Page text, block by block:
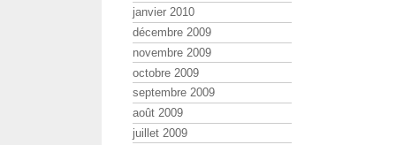
janvier 2010
décembre 2009
novembre 2009
octobre 2009
septembre 2009
août 2009
juillet 2009